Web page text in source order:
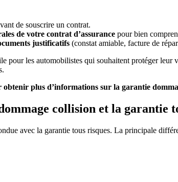
de souscrire un contrat.
de votre contrat d’assurance pour bien
justificatifs (constat amiable, facture de
pour les automobilistes qui souhaitent protéger
plus d’informations sur la garantie
collision et la garantie
avec la garantie tous risques. La principale